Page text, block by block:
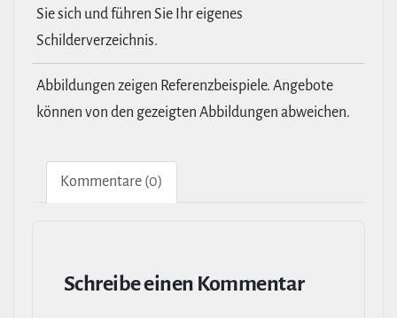
Sie sich und führen Sie Ihr eigenes
Schilderverzeichnis.
Abbildungen zeigen Referenzbeispiele. Angebote
können von den gezeigten Abbildungen abweichen.
Kom­men­tare (0)
Schreibe einen Kommentar